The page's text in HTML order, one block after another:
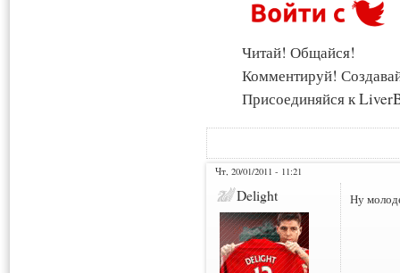
Читай! Общайся!
Комментируй!
Присоединяйся к
Чт, 20/01/2011 - 11:21
Delight Ну